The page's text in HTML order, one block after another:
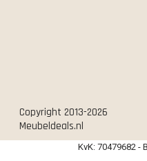
Copyright 2013-2026
Meubeldeals.nl
KvK: 70479682 -